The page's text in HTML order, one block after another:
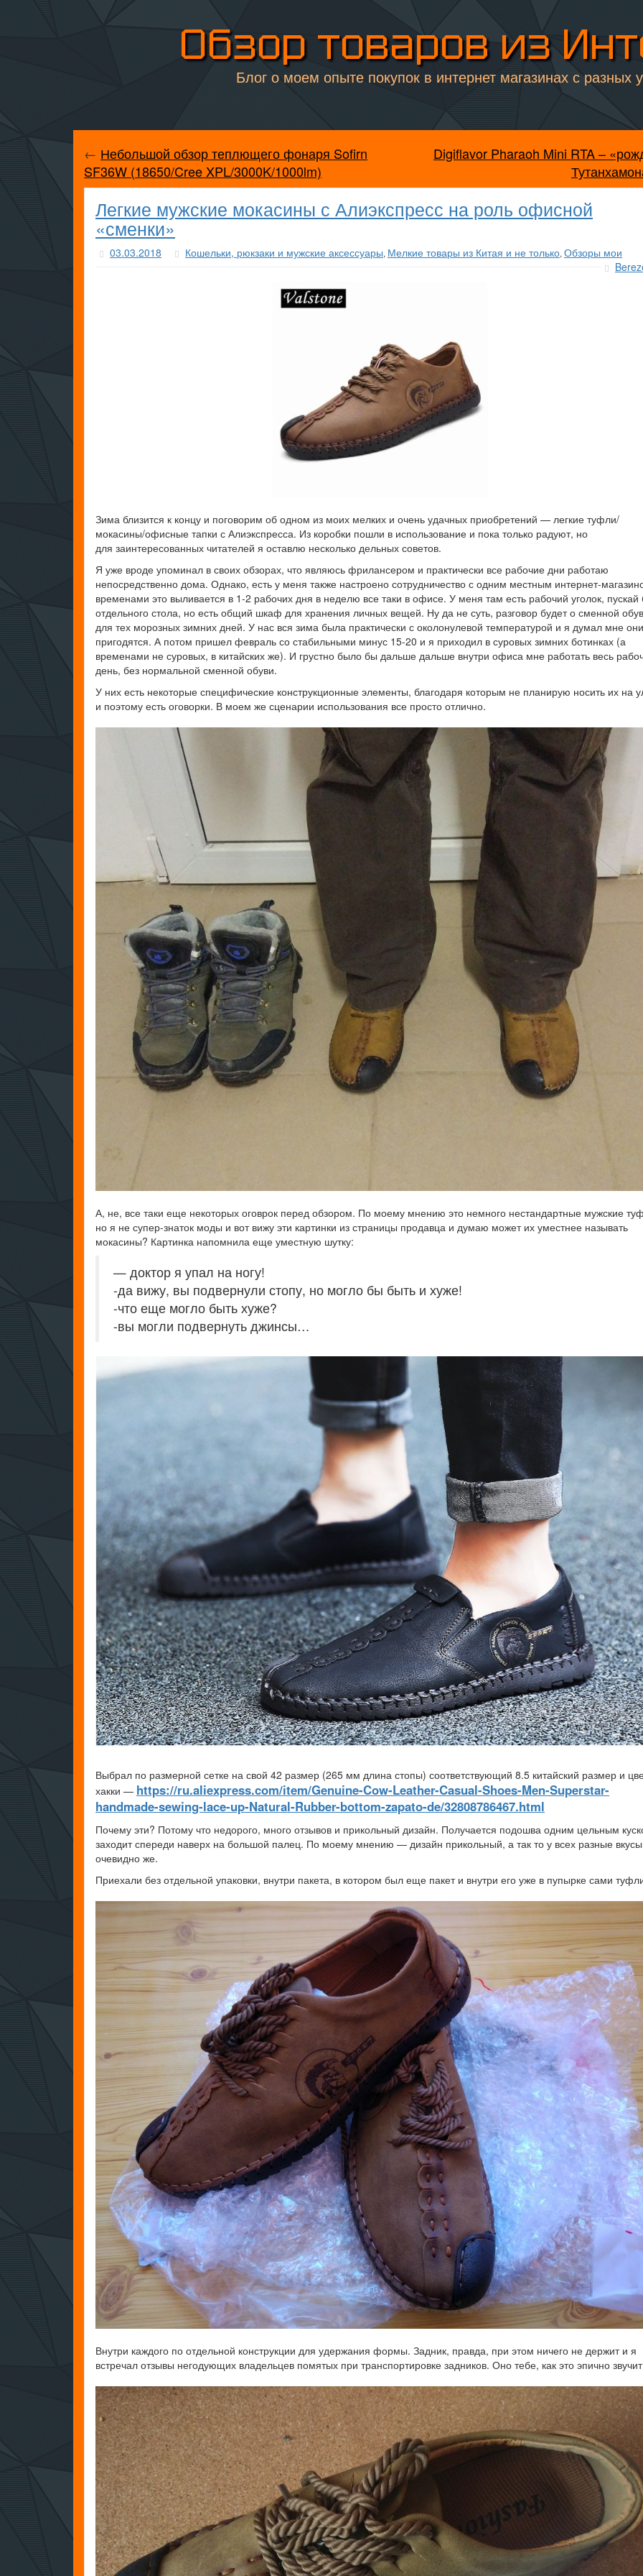
Обзор товаров из
Блог о моем опыте покупок в интернет магазинах с разных
← Небольшой обзор теплющего фонаря Sofirn
SF36W (18650/Cree XPL/3000K/1000lm)
Digiflavor Pharaoh Mini RTA –
Легкие мужские мокасины с Алиэкспресс на роль офисной
«сменки»
03.03.2018 Кошельки, рюкзаки и мужские аксессуары, Мелкие товары из Китая и не только, Обзоры мои
Зима близится к концу и поговорим об одном из моих мелких и очень удачных приобретений — легкие туфли/
мокасины/офисные тапки с Алиэкспресса. Из коробки пошли в использование и пока только радуют, но
для заинтересованных читателей я оставлю несколько дельных советов.
Я уже вроде упоминал в своих обзорах, что являюсь фрилансером и практически все рабочие дни работаю
непосредственно дома. Однако, есть у меня также настроено сотрудничество с одним местным интернет-
временами это выливается в 1-2 рабочих дня в неделю все таки в офисе. У меня там есть рабочий уголок, пускай
отдельного стола, но есть общий шкаф для хранения личных вещей. Ну да не суть, разговор будет о сменной
для тех морозных зимних дней. У нас вся зима была практически с околонулевой температурой и я думал мне
пригодятся. А потом пришел февраль со стабильными минус 15-20 и я приходил в суровых зимних ботинках (а
временами не суровых, в китайских же). И грустно было бы дальше дальше внутри офиса мне работать весь
день, без нормальной сменной обуви.
У них есть некоторые специфические конструкционные элементы, благодаря которым не планирую носить их на
и поэтому есть оговорки. В моем же сценарии использования все просто отлично.
А, не, все таки еще некоторых оговрок перед обзором. По моему мнению это немного нестандартные мужские
но я не супер-знаток моды и вот вижу эти картинки из страницы продавца и думаю может их уместнее называть
мокасины? Картинка напомнила еще уместную шутку:
— доктор я упал на ногу!
-да вижу, вы подвернули стопу, но могло бы быть и хуже!
-что еще могло быть хуже?
-вы могли подвернуть джинсы…
Выбрал по размерной сетке на свой 42 размер (265 мм длина стопы) соответствующий 8.5 китайский размер и
хакки — https://ru.aliexpress.com/item/Genuine-Cow-Leather-Casual-Shoes-Men-Superstar-
handmade-sewing-lace-up-Natural-Rubber-bottom-zapato-de/32808786467.html
Почему эти? Потому что недорого, много отзывов и прикольный дизайн. Получается подошва одним цельным
заходит спереди наверх на большой палец. По моему мнению — дизайн прикольный, а так то у всех разные
очевидно же.
Приехали без отдельной упаковки, внутри пакета, в котором был еще пакет и внутри его уже в пупырке сами
Внутри каждого по отдельной конструкции для удержания формы. Задник, правда, при этом ничего не держит и я
встречал отзывы негодующих владельцев помятых при транспортировке задников. Оно тебе, как это эпично